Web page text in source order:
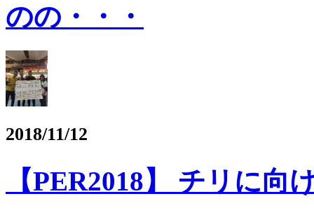
のの・・・
2018/11/12
【PER2018】 チリに向